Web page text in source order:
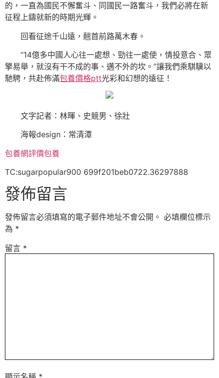
的，一直為國民不懈奮斗、同國民一路奮斗，我們必將在新
征程上鑄就新的時期光輝。
回看征途千山遠，翹首前路萬木春。
“14億多中國人心往一處想、勁往一處使，情投意合、眾
擎易舉，就沒有干不成的事、邁不外的坎。”讓我們乘騏驥以
馳騁，共赴佈滿包養價格ptt光彩和幻想的遠征！
文字記者：林暉、史競男、徐壯
海報design：常清潭
包養網評價包養
TC:sugarpopular900 699f201beb0722.36297888
發佈留言
發佈留言必須填寫的電子郵件地址不會公開。 必填欄位標示
為 *
留言 *